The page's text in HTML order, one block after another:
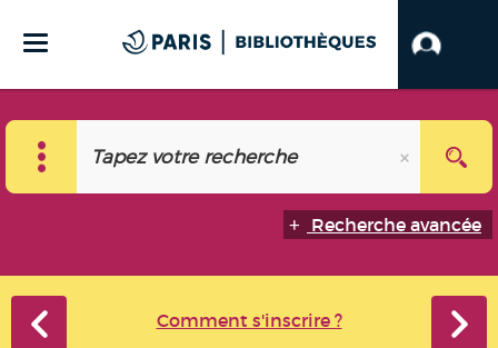
Recherche avancée
Comment s'inscrire ?